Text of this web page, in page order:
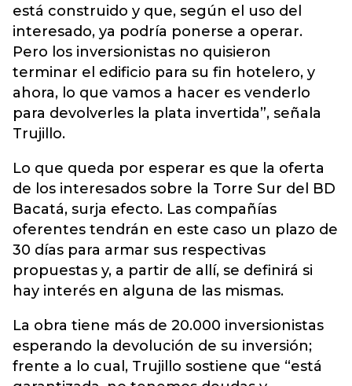
está construido y que, según el uso del
interesado, ya podría ponerse a operar.
Pero los inversionistas no quisieron
terminar el edificio para su fin hotelero, y
ahora, lo que vamos a hacer es venderlo
para devolverles la plata invertida”, señala
Trujillo.
Lo que queda por esperar es que la oferta
de los interesados sobre la Torre Sur del BD
Bacatá, surja efecto. Las compañías
oferentes tendrán en este caso un plazo de
30 días para armar sus respectivas
propuestas y, a partir de allí, se definirá si
hay interés en alguna de las mismas.
La obra tiene más de 20.000 inversionistas
esperando la devolución de su inversión;
frente a lo cual, Trujillo sostiene que “está